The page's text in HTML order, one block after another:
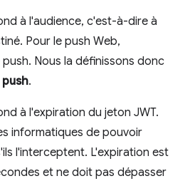
à l'audience, c'est-à-dire à
Pour le push Web,
Nous la définissons donc
.
à l'expiration du jeton JWT.
informatiques de pouvoir
l'interceptent. L'expiration est
et ne doit pas dépasser